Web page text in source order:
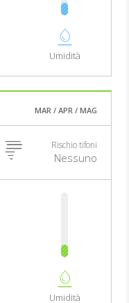
Umidità
MAR / APR / MAG
Rischio tifoni
Nessuno
Umidità